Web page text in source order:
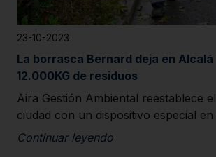
23-10-2023
La borrasca Bernard deja en Alcalá
12.000KG de residuos
Aira Gestión Ambiental reestablece
ciudad con un dispositivo especial
Continuar leyendo